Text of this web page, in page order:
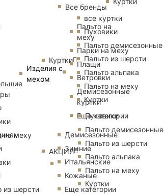
Все бренды
Изделия с
мехом
Пальто на
меху
Парки на меху
Плащи
Ветровки
Демисезонные
куртки
Еще категории
Демисезонные
Зимние
Итальянские
Кожаные
Еще категории
на меху
из шерсти
Куртки
все куртки
Пуховики
Пальто демисезонные
Пальто из шерсти
Пальто альпака
Пальто на меху
Куртки
АКЦИЯ
Пуховики
Пальто демисезонные
Пальто из шерсти
Пальто альпака
Пальто на меху
Куртки